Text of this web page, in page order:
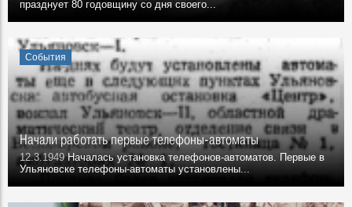
празднует 80 годовщину со дня своего...
События
Начали работать первые телефоны-автоматы
12.3.1949Началась установка телефонов-автоматов. Первые в
Ульяновске телефоны-автоматы установлены...